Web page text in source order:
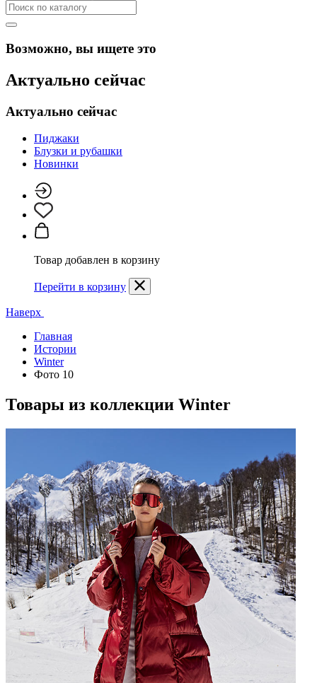
Возможно, вы ищете это
Актуально сейчас
Актуально сейчас
Пиджаки
Блузки и рубашки
Новинки
Товар добавлен в корзину
Перейти в корзину
Наверх
Главная
Истории
Winter
Фото 10
Товары из коллекции Winter